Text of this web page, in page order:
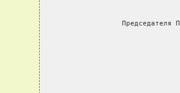
Председателя